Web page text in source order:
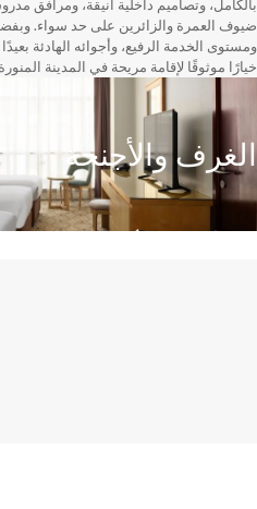
بالكامل، وتصاميم داخلية أنيقة، ومرافق
ضيوف العمرة والزائرين على حد سواء.
ومستوى الخدمة الرفيع، وأجوائه الهادئة
خيارًا موثوقًا لإقامة مريحة في المدينة
الغرف والأجنحة
فسيحة صُمّمت بعناية لتوفّر
المكان المثالي
قلب المدينة
اكتشف
احجز